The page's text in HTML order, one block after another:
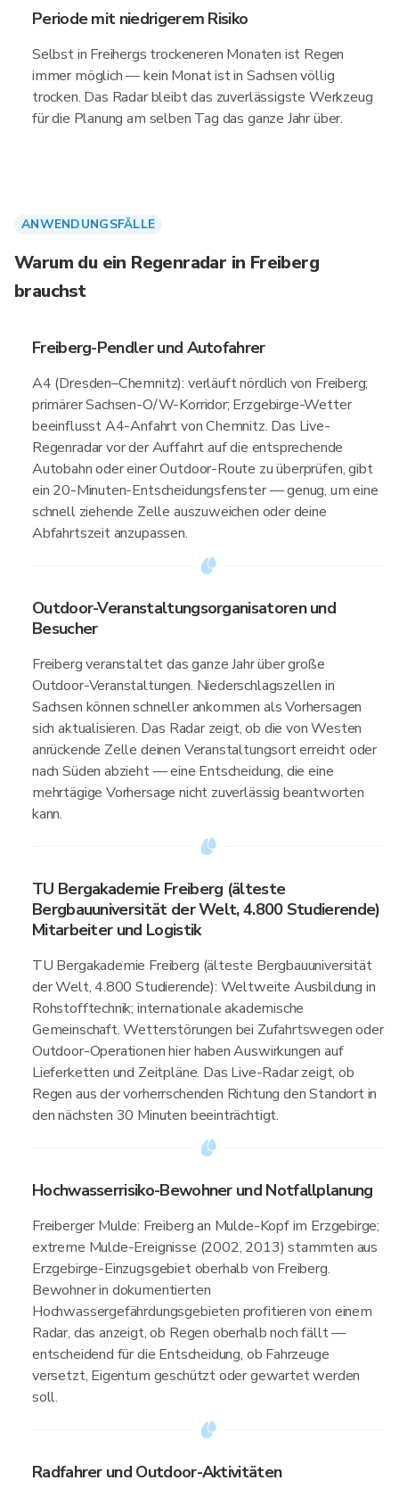
Periode mit niedrigerem Risiko
Selbst in Freihergs trockeneren Monaten ist Regen
immer möglich — kein Monat ist in Sachsen völlig
trocken. Das Radar bleibt das zuverlässigste Werkzeug
für die Planung am selben Tag das ganze Jahr über.
ANWENDUNGSFÄLLE
Warum du ein Regenradar in Freiberg
brauchst
Freiberg-Pendler und Autofahrer
A4 (Dresden–Chemnitz): verläuft nördlich von Freiberg;
primärer Sachsen-O/W-Korridor; Erzgebirge-Wetter
beeinflusst A4-Anfahrt von Chemnitz. Das Live-
Regenradar vor der Auffahrt auf die entsprechende
Autobahn oder einer Outdoor-Route zu überprüfen, gibt
ein 20-Minuten-Entscheidungsfenster — genug, um eine
schnell ziehende Zelle auszuweichen oder deine
Abfahrtszeit anzupassen.
Outdoor-Veranstaltungsorganisatoren und
Besucher
Freiberg veranstaltet das ganze Jahr über große
Outdoor-Veranstaltungen. Niederschlagszellen in
Sachsen können schneller ankommen als Vorhersagen
sich aktualisieren. Das Radar zeigt, ob die von Westen
anrückende Zelle deinen Veranstaltungsort erreicht oder
nach Süden abzieht — eine Entscheidung, die eine
mehrtägige Vorhersage nicht zuverlässig beantworten
kann.
TU Bergakademie Freiberg (älteste
Bergbauuniversität der Welt, 4.800 Studierende)
Mitarbeiter und Logistik
TU Bergakademie Freiberg (älteste Bergbauuniversität
der Welt, 4.800 Studierende): Weltweite Ausbildung in
Rohstofftechnik; internationale akademische
Gemeinschaft. Wetterstörungen bei Zufahrtswegen oder
Outdoor-Operationen hier haben Auswirkungen auf
Lieferketten und Zeitpläne. Das Live-Radar zeigt, ob
Regen aus der vorherrschenden Richtung den Standort in
den nächsten 30 Minuten beeinträchtigt.
Hochwasserrisiko-Bewohner und Notfallplanung
Freiberger Mulde: Freiberg an Mulde-Kopf im Erzgebirge;
extreme Mulde-Ereignisse (2002, 2013) stammten aus
Erzgebirge-Einzugsgebiet oberhalb von Freiberg.
Bewohner in dokumentierten
Hochwassergefährdungsgebieten profitieren von einem
Radar, das anzeigt, ob Regen oberhalb noch fällt —
entscheidend für die Entscheidung, ob Fahrzeuge
versetzt, Eigentum geschützt oder gewartet werden
soll.
Radfahrer und Outdoor-Aktivitäten